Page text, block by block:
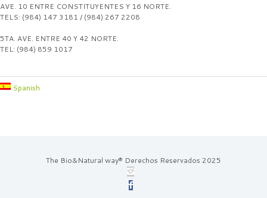
AVE. 10 ENTRE CONSTITUYENTES Y 16 NORTE.
TELS: (984) 147 3181 / (984) 267 2208
5TA. AVE. ENTRE 40 Y 42 NORTE.
TEL: (984) 859 1017
Spanish
The Bio&Natural way® Derechos Reservados 2025